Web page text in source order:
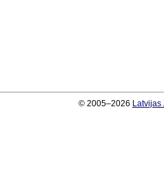
© 2005–2026